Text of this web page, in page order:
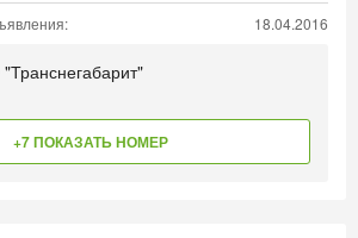
18.04.2016
+7 ПОКАЗАТЬ НОМЕР